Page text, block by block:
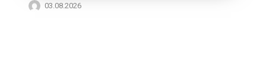
03.08.2026